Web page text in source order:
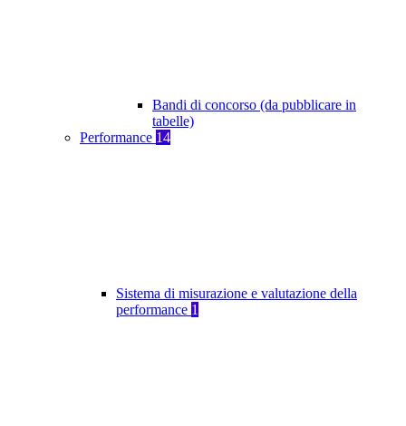
Bandi di concorso (da pubblicare in
tabelle)
Performance 14
Sistema di misurazione e valutazione della
performance 1